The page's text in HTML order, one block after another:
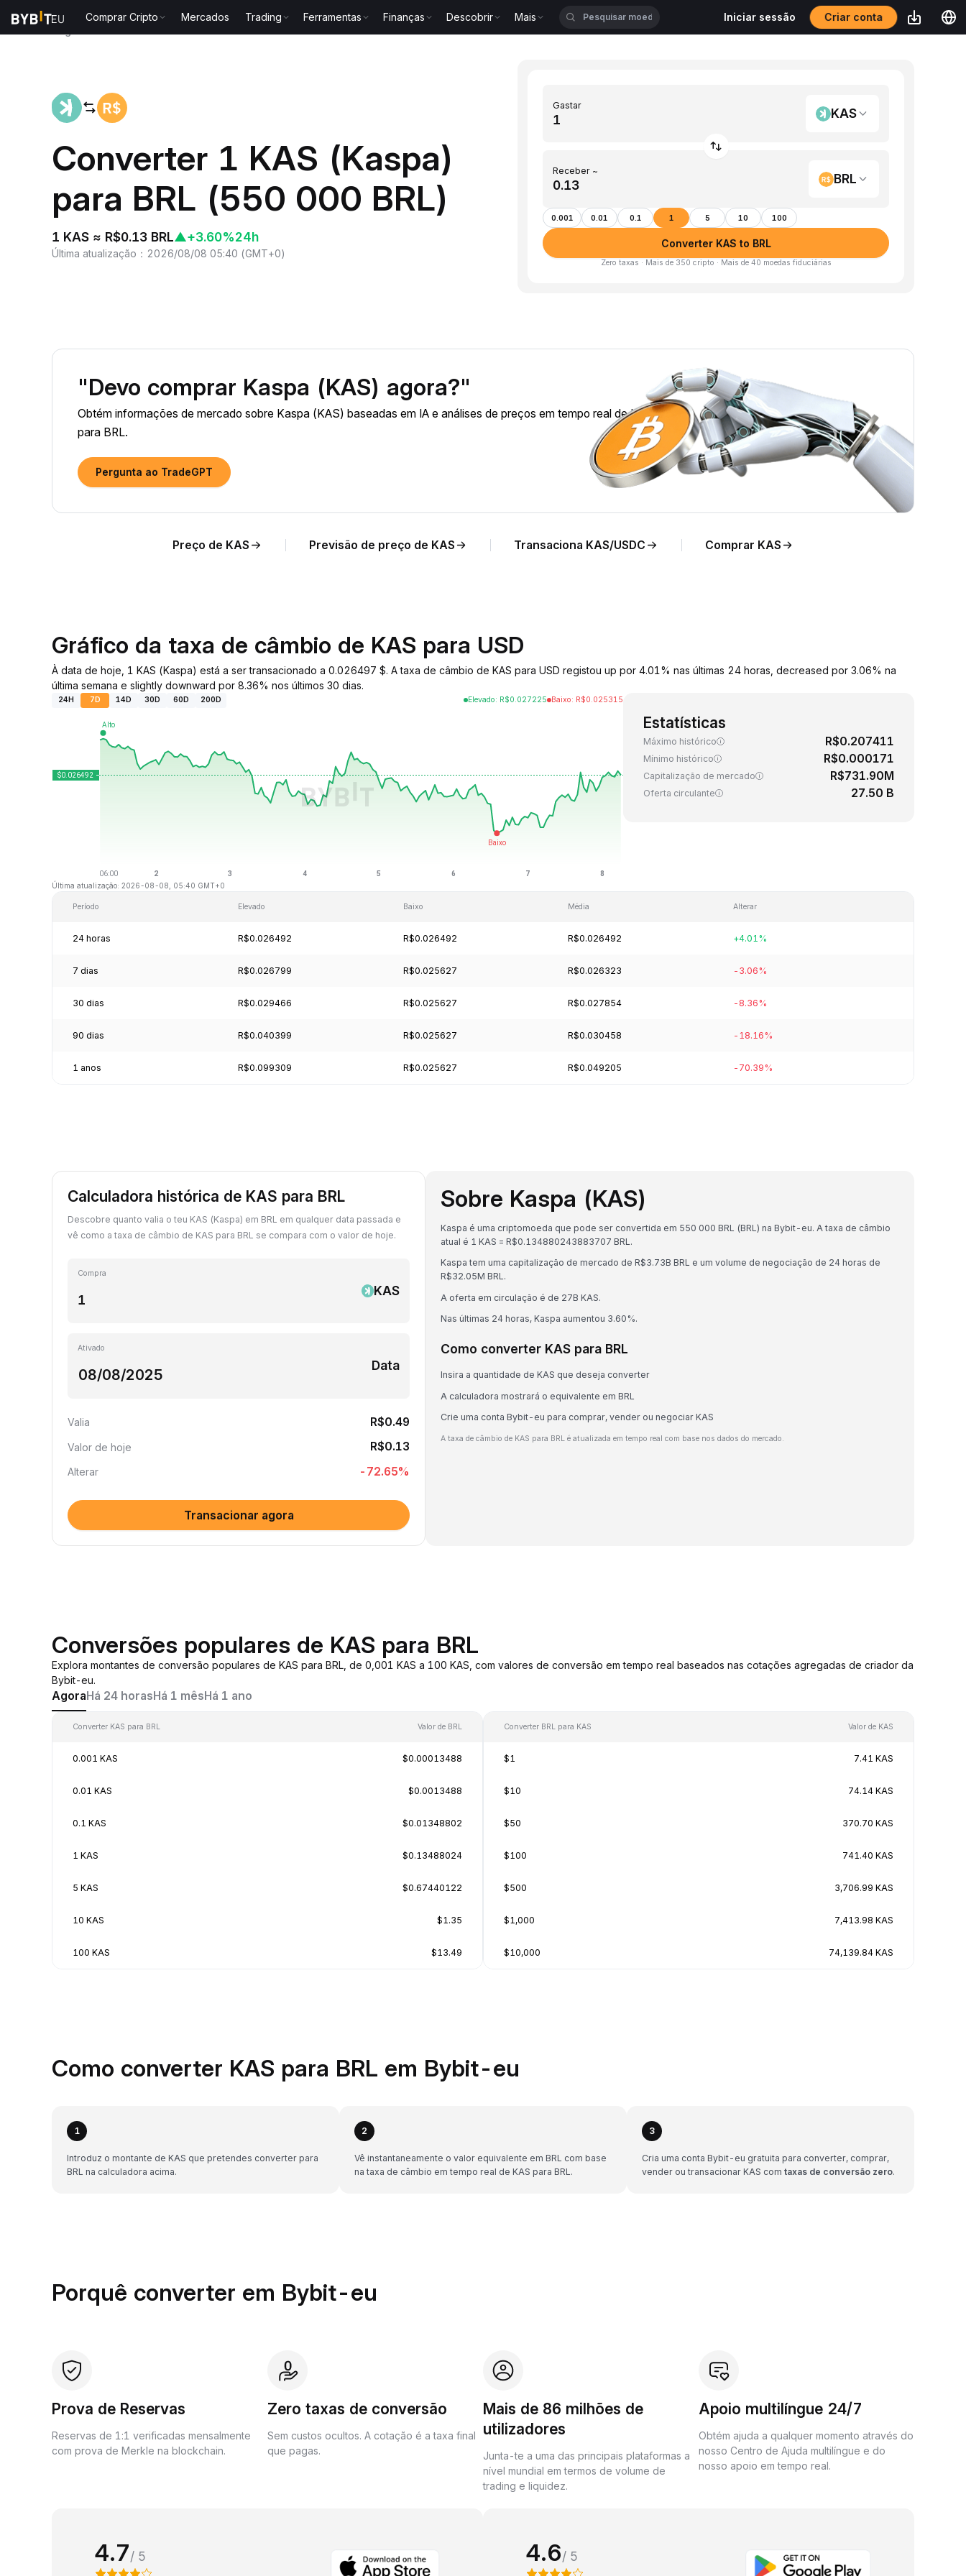
Comprar Cripto Mercados Trading Ferramentas Finanças Descobrir Mais Iniciar sessão Criar conta
Converter 1 KAS (Kaspa)
para BRL (550 000 BRL)
1 KAS ≈ R$0.13 BRL▲+3.60%24h
Última atualização ： 2026/08/08 05:40 (GMT+0)
Gastar
KAS
Receber ~
BRL
0.001 0.01 0.1 1 5 10 100
Converter KAS to BRL
Zero taxas · Mais de 350 cripto · Mais de 40 moedas fiduciárias
"Devo comprar Kaspa (KAS) agora?"
Obtém informações de mercado sobre Kaspa (KAS) baseadas em IA e análises de preços em tempo real de KAS
para BRL.
Pergunta ao TradeGPT
Preço de KAS Previsão de preço de KAS Transaciona KAS/USDC Comprar KAS
Gráfico da taxa de câmbio de KAS para USD
À data de hoje, 1 KAS (Kaspa) está a ser transacionado a 0.026497 $. A taxa de câmbio de KAS para USD registou up por 4.01% nas últimas 24 horas, decreased por 3.06% na
última semana e slightly downward por 8.36% nos últimos 30 dias.
24H 7D 14D 30D 60D 200D Elevado: R$0.027225 Baixo: R$0.025315
Última atualização: 2026-08-08, 05:40 GMT+0
Estatísticas
Máximo histórico R$0.207411
Mínimo histórico R$0.000171
Capitalização de mercado R$731.90M
Oferta circulante 27.50 B
Período Elevado Baixo Média Alterar
24 horas R$0.026492 R$0.026492 R$0.026492 +4.01%
7 dias R$0.026799 R$0.025627 R$0.026323 -3.06%
30 dias R$0.029466 R$0.025627 R$0.027854 -8.36%
90 dias R$0.040399 R$0.025627 R$0.030458 -18.16%
1 anos R$0.099309 R$0.025627 R$0.049205 -70.39%
Calculadora histórica de KAS para BRL
Descobre quanto valia o teu KAS (Kaspa) em BRL em qualquer data passada e
vê como a taxa de câmbio de KAS para BRL se compara com o valor de hoje.
Compra
KAS
Ativado
Data
Valia R$0.49
Valor de hoje R$0.13
Alterar -72.65%
Transacionar agora
Sobre Kaspa (KAS)
Kaspa é uma criptomoeda que pode ser convertida em 550 000 BRL (BRL) na Bybit-eu. A taxa de câmbio
atual é 1 KAS = R$0.134880243883707 BRL.
Kaspa tem uma capitalização de mercado de R$3.73B BRL e um volume de negociação de 24 horas de
R$32.05M BRL.
A oferta em circulação é de 27B KAS.
Nas últimas 24 horas, Kaspa aumentou 3.60%.
Como converter KAS para BRL
Insira a quantidade de KAS que deseja converter
A calculadora mostrará o equivalente em BRL
Crie uma conta Bybit-eu para comprar, vender ou negociar KAS
A taxa de câmbio de KAS para BRL é atualizada em tempo real com base nos dados do mercado.
Conversões populares de KAS para BRL
Explora montantes de conversão populares de KAS para BRL, de 0,001 KAS a 100 KAS, com valores de conversão em tempo real baseados nas cotações agregadas de criador da
Bybit-eu.
AgoraHá 24 horasHá 1 mêsHá 1 ano
Converter KAS para BRL Valor de BRL
0.001 KAS $0.00013488
0.01 KAS $0.0013488
0.1 KAS $0.01348802
1 KAS $0.13488024
5 KAS $0.67440122
10 KAS $1.35
100 KAS $13.49
Converter BRL para KAS Valor de KAS
$1 7.41 KAS
$10 74.14 KAS
$50 370.70 KAS
$100 741.40 KAS
$500 3,706.99 KAS
$1,000 7,413.98 KAS
$10,000 74,139.84 KAS
Como converter KAS para BRL em Bybit-eu
1
Introduz o montante de KAS que pretendes converter para
BRL na calculadora acima.
2
Vê instantaneamente o valor equivalente em BRL com base
na taxa de câmbio em tempo real de KAS para BRL.
3
Cria uma conta Bybit-eu gratuita para converter, comprar,
vender ou transacionar KAS com taxas de conversão zero.
Porquê converter em Bybit-eu
Prova de Reservas
Reservas de 1:1 verificadas mensalmente
com prova de Merkle na blockchain.
Zero taxas de conversão
Sem custos ocultos. A cotação é a taxa final
que pagas.
Mais de 86 milhões de
utilizadores
Junta-te a uma das principais plataformas a
nível mundial em termos de volume de
trading e liquidez.
Apoio multilíngue 24/7
Obtém ajuda a qualquer momento através do
nosso Centro de Ajuda multilíngue e do
nosso apoio em tempo real.
4.7/ 5 4.6/ 5